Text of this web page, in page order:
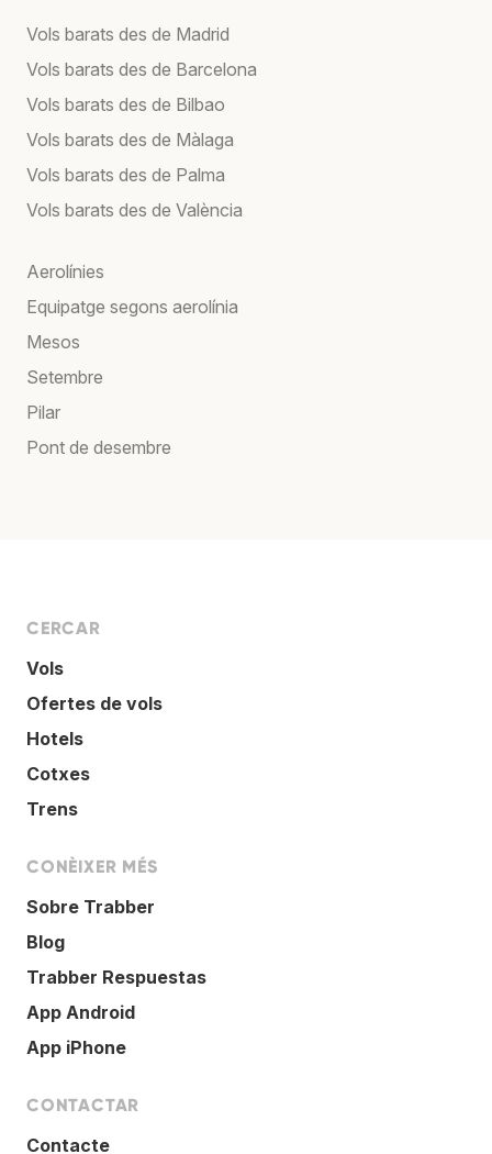
Vols barats des de Madrid
Vols barats des de Barcelona
Vols barats des de Bilbao
Vols barats des de Màlaga
Vols barats des de Palma
Vols barats des de València
Aerolínies
Equipatge segons aerolínia
Mesos
Setembre
Pilar
Pont de desembre
CERCAR
Vols
Ofertes de vols
Hotels
Cotxes
Trens
CONÈIXER MÉS
Sobre Trabber
Blog
Trabber Respuestas
App Android
App iPhone
CONTACTAR
Contacte